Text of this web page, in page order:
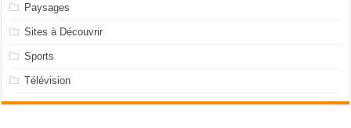
Paysages
Sites à Découvrir
Sports
Télévision